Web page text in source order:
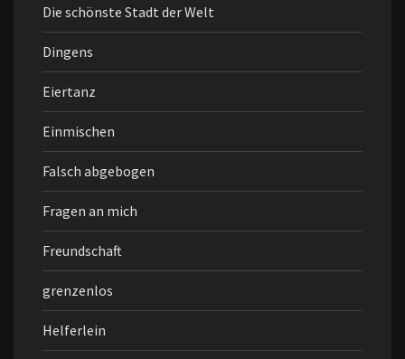
Die schönste Stadt der Welt
Dingens
Eiertanz
Einmischen
Falsch abgebogen
Fragen an mich
Freundschaft
grenzenlos
Helferlein